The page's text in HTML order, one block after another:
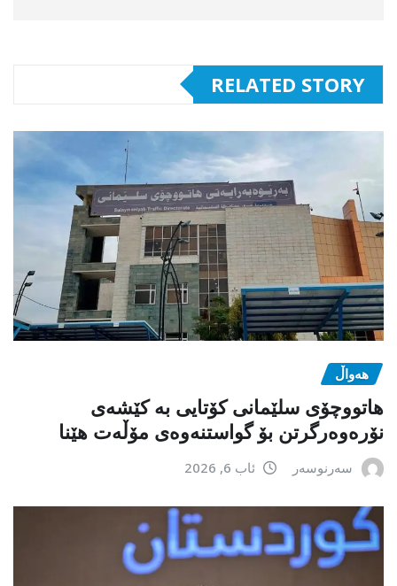
RELATED STORY
هەواڵ
هاتووچۆی سلێمانی کۆتایی بە کێشەی
نۆرەوەرگرتن بۆ گواستنەوەی مۆڵەت هێنا
سەرنوسەر ئاب 6, 2026